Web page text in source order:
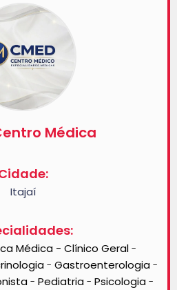
Médica
Itajaí
Médica - Clínico Geral-
- Gastroenterologia-
- Pediatria - Psicologia -